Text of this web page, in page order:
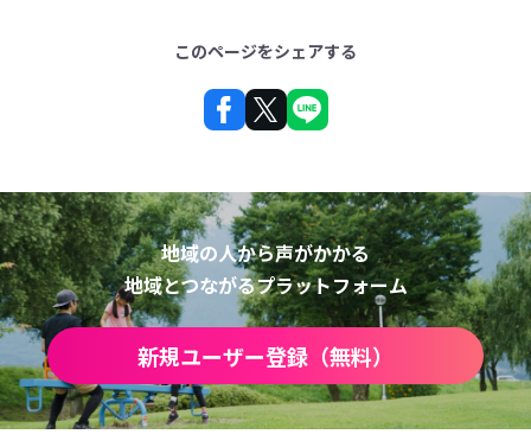
このページをシェアする
地域の人から声がかかる
地域とつながるプラットフォーム
新規ユーザー登録（無料）